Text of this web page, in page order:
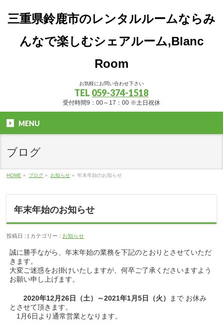
三重県鈴鹿市のレンタルルームならみ
んなで楽しむシェアルーム,Blanc
Room
お気軽にお問い合わせ下さい
TEL 059-374-1518
受付時間9：00～17：00 ※土日祝休
MENU
ブログ
HOME » ブログ » お知らせ » 年末年始のお知らせ
年末年始のお知らせ
投稿日 : | カテゴリー : お知らせ
誠に勝手ながら、年末年始の業務を下記のとおりとさせていただ
きます。
大変ご迷惑をお掛けいたしますが、何卒ご了承くださいますよう
お願い申し上げます。
2020年12月26日（土）～2021年1月5日（火）
まで お休み
とさせて頂きます。
1月6日より通常営業となります。